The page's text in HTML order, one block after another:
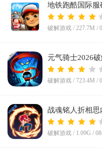
地铁跑酷国际服
Surf)v3.67.0
破解游戏 / 227.7M /
元气骑士2026
Knight)v8.4.0
破解游戏 / 723.4M /
战魂铭人折相
破解游戏 / 1.09G /